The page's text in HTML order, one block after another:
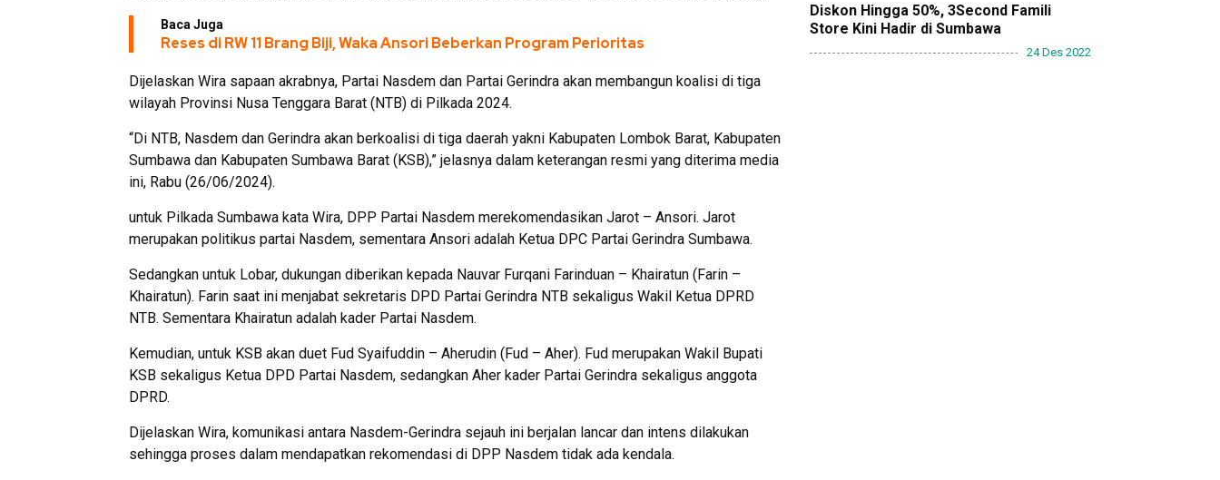
Baca Juga
Reses di RW 11 Brang Biji, Waka Ansori Beberkan Program Perioritas
Dijelaskan Wira sapaan akrabnya, Partai Nasdem dan Partai Gerindra akan membangun koalisi di tiga
wilayah Provinsi Nusa Tenggara Barat (NTB) di Pilkada 2024.
“Di NTB, Nasdem dan Gerindra akan berkoalisi di tiga daerah yakni Kabupaten Lombok Barat, Kabupaten
Sumbawa dan Kabupaten Sumbawa Barat (KSB),” jelasnya dalam keterangan resmi yang diterima media
ini, Rabu (26/06/2024).
untuk Pilkada Sumbawa kata Wira, DPP Partai Nasdem merekomendasikan Jarot – Ansori. Jarot
merupakan politikus partai Nasdem, sementara Ansori adalah Ketua DPC Partai Gerindra Sumbawa.
Sedangkan untuk Lobar, dukungan diberikan kepada Nauvar Furqani Farinduan – Khairatun (Farin –
Khairatun). Farin saat ini menjabat sekretaris DPD Partai Gerindra NTB sekaligus Wakil Ketua DPRD
NTB. Sementara Khairatun adalah kader Partai Nasdem.
Kemudian, untuk KSB akan duet Fud Syaifuddin – Aherudin (Fud – Aher). Fud merupakan Wakil Bupati
KSB sekaligus Ketua DPD Partai Nasdem, sedangkan Aher kader Partai Gerindra sekaligus anggota
DPRD.
Dijelaskan Wira, komunikasi antara Nasdem-Gerindra sejauh ini berjalan lancar dan intens dilakukan
sehingga proses dalam mendapatkan rekomendasi di DPP Nasdem tidak ada kendala.
Diskon Hingga 50%, 3Second Famili
Store Kini Hadir di Sumbawa
24 Des 2022